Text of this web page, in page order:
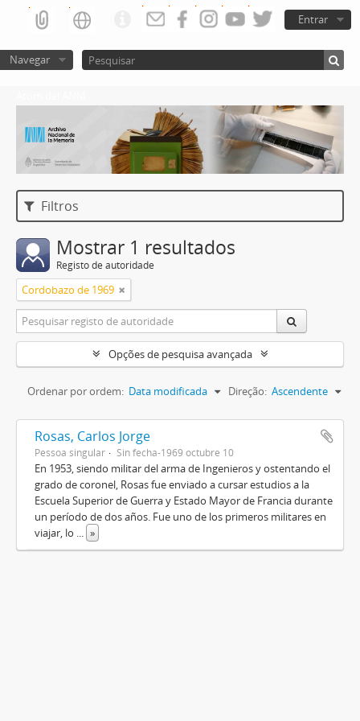
Entrar
Navegar
Filtros
Mostrar 1 resultados
Registo de autoridade
Cordobazo de 1969
Opções de pesquisa avançada
Ordenar por ordem: Data modificada Direção: Ascendente
Rosas, Carlos Jorge
Pessoa singular Sin fecha-1969 octubre 10
En 1953, siendo militar del arma de Ingenieros y ostentando el
grado de coronel, Rosas fue enviado a cursar estudios a la
Escuela Superior de Guerra y Estado Mayor de Francia durante
un período de dos años. Fue uno de los primeros militares en
viajar, lo ... »